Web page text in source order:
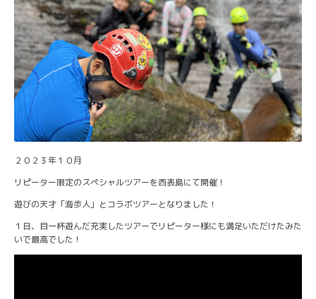
２０２３年１０月
リピーター限定のスペシャルツアーを西表島にて開催！
遊びの天才「海歩人」とコラボツアーとなりました！
１日、目一杯遊んだ充実したツアーでリピーター様にも満足いただけたみた
いで最高でした！